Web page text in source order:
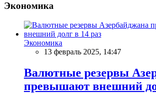
Экономика
Экономика
13 февраль 2025, 14:47
Валютные резервы
превышают внешний